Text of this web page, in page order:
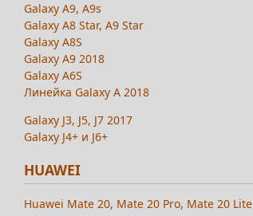
Galaxy A9, A9s
Galaxy A8 Star, A9 Star
Galaxy A8S
Galaxy A9 2018
Galaxy A6S
Линейка Galaxy A 2018
Galaxy J3, J5, J7 2017
Galaxy J4+ и J6+
HUAWEI
Huawei Mate 20, Mate 20 Pro, Mate 20 Lite